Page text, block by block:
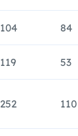
104 84
119 53
252 110